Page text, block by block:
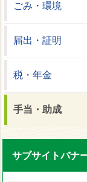
ごみ・環境
届出・証明
税・年金
手当・助成
サブサイトバナ